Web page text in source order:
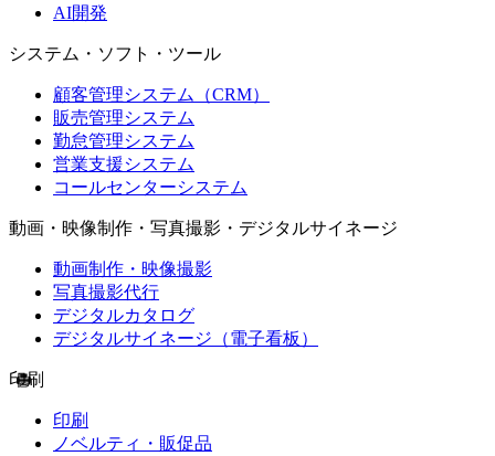
AI開発
システム・ソフト・ツール
顧客管理システム（CRM）
販売管理システム
勤怠管理システム
営業支援システム
コールセンターシステム
動画・映像制作・写真撮影・デジタルサイネージ
動画制作・映像撮影
写真撮影代行
デジタルカタログ
デジタルサイネージ（電子看板）
印刷
印刷
ノベルティ・販促品